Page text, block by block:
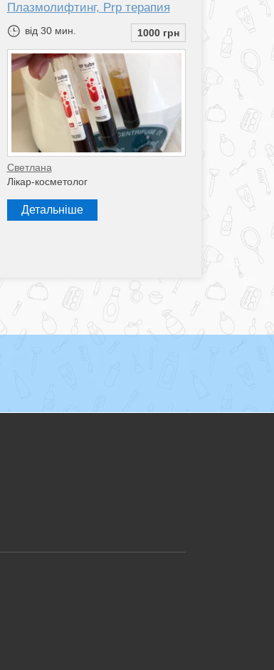
Плазмолифтинг, Prp терапия
від 30 мин. 1000 грн
Светлана
Лікар-косметолог
Детальніше